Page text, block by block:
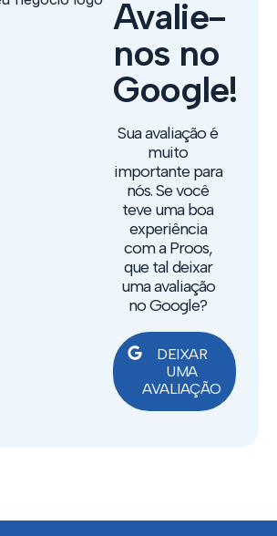
Avalie-
nos no
Google!
Sua avaliação é
muito
importante para
nós. Se você
teve uma boa
experiência
com a Proos,
que tal deixar
uma avaliação
no Google?
DEIXAR
UMA
AVALIAÇÃO